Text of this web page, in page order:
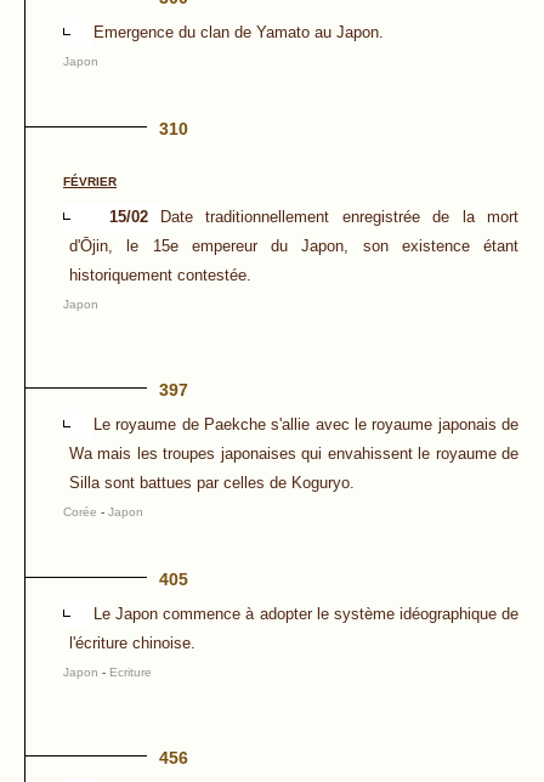
Emergence du clan de Yamato au Japon.
Japon
310
FÉVRIER
15/02
Date traditionnellement enregistrée de la mort
d'Ōjin, le 15e empereur du Japon, son existence étant
historiquement contestée.
Japon
397
Le royaume de Paekche s'allie avec le royaume japonais de
Wa mais les troupes japonaises qui envahissent le royaume de
Silla sont battues par celles de Koguryo.
Corée - Japon
405
Le Japon commence à adopter le système idéographique de
l'écriture chinoise.
Japon - Ecriture
456